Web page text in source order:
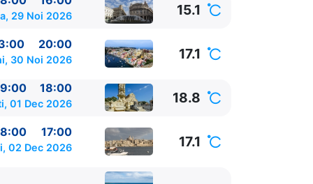
29 Noi 2026 15.1
20:00
30 Noi 2026 17.1
18:00
01 Dec 2026 18.8
17:00
02 Dec 2026 17.1